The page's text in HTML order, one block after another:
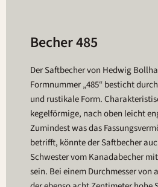
Becher 485
Der Saftbecher von Hedwig
Formnummer „485“ besticht
und rustikale Form.
kegelförmige, nach oben leicht
Zumindest was das
betrifft, könnte der Saftbecher
Schwester vom Kanadabecher
sein. Bei einem Durchmesser von